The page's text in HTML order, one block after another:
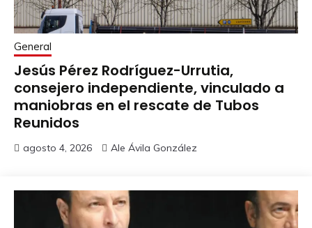
General
Jesús Pérez Rodríguez-Urrutia,
consejero independiente, vinculado a
maniobras en el rescate de Tubos
Reunidos
agosto 4, 2026 Ale Ávila González